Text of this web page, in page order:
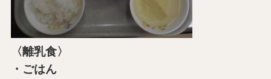
〈離乳食〉
・ごはん